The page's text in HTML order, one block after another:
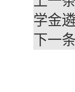
学金
下一